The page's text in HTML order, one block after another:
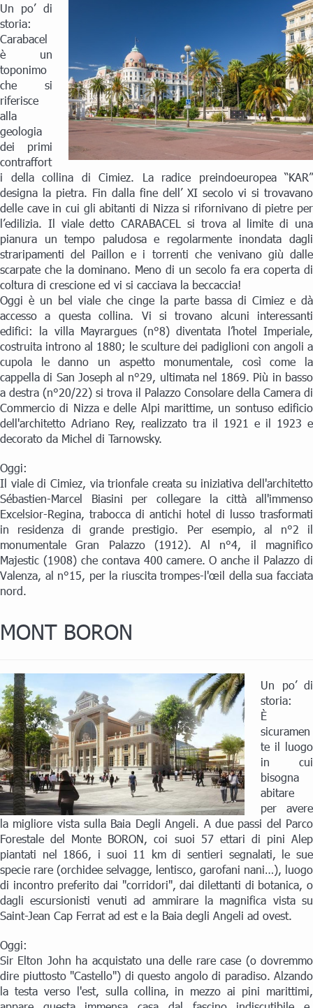
Un po’ di
storia:
Carabacel
è un
toponimo
che si
riferisce
alla
geologia
dei primi
contraffort
i della collina di Cimiez. La radice preindoeuropea “KAR”
designa la pietra. Fin dalla fine dell’ XI secolo vi si trovavano
delle cave in cui gli abitanti di Nizza si rifornivano di pietre per
l’edilizia. Il viale detto CARABACEL si trova al limite di una
pianura un tempo paludosa e regolarmente inondata dagli
straripamenti del Paillon e i torrenti che venivano giù dalle
scarpate che la dominano. Meno di un secolo fa era coperta di
coltura di crescione ed vi si cacciava la beccaccia!
Oggi è un bel viale che cinge la parte bassa di Cimiez e dà
accesso a questa collina. Vi si trovano alcuni interessanti
edifici: la villa Mayrargues (n°8) diventata l’hotel Imperiale,
costruita introno al 1880; le sculture dei padiglioni con angoli a
cupola le danno un aspetto monumentale, così come la
cappella di San Joseph al n°29, ultimata nel 1869. Più in basso
a destra (n°20/22) si trova il Palazzo Consolare della Camera di
Commercio di Nizza e delle Alpi marittime, un sontuso edificio
dell'architetto Adriano Rey, realizzato tra il 1921 e il 1923 e
decorato da Michel di Tarnowsky.
Oggi:
Il viale di Cimiez, via trionfale creata su iniziativa dell'architetto
Sébastien-Marcel Biasini per collegare la città all'immenso
Excelsior-Regina, trabocca di antichi hotel di lusso trasformati
in residenza di grande prestigio. Per esempio, al n°2 il
monumentale Gran Palazzo (1912). Al n°4, il magnifico
Majestic (1908) che contava 400 camere. O anche il Palazzo di
Valenza, al n°15, per la riuscita trompes-l'œil della sua facciata
nord.
MONT BORON
Un po’ di
storia:
È
sicuramen
te il luogo
in cui
bisogna
abitare
per avere
la migliore vista sulla Baia Degli Angeli. A due passi del Parco
Forestale del Monte BORON, coi suoi 57 ettari di pini Alep
piantati nel 1866, i suoi 11 km di sentieri segnalati, le sue
specie rare (orchidee selvagge, lentisco, garofani nani…), luogo
di incontro preferito dai "corridori", dai dilettanti di botanica, o
dagli escursionisti venuti ad ammirare la magnifica vista su
Saint-Jean Cap Ferrat ad est e la Baia degli Angeli ad ovest.
Oggi:
Sir Elton John ha acquistato una delle rare case (o dovremmo
dire piuttosto "Castello") di questo angolo di paradiso. Alzando
la testa verso l'est, sulla collina, in mezzo ai pini marittimi,